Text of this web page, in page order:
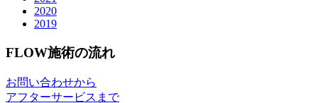
2020
2019
FLOW施術の流れ
お問い合わせから
アフターサービスまで